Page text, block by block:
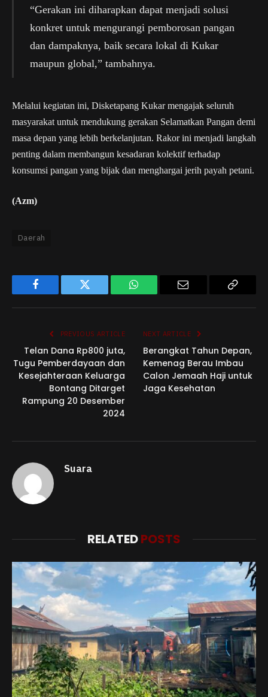
“Gerakan ini diharapkan dapat menjadi solusi
konkret untuk mengurangi pemborosan pangan
dan dampaknya, baik secara lokal di Kukar
maupun global,” tambahnya.
Melalui kegiatan ini, Disketapang Kukar mengajak seluruh
masyarakat untuk mendukung gerakan Selamatkan Pangan demi
masa depan yang lebih berkelanjutan. Rakor ini menjadi langkah
penting dalam membangun kesadaran kolektif terhadap
konsumsi pangan yang bijak dan menghargai jerih payah petani.
(Azm)
Daerah
Facebook Twitter WhatsApp
PREVIOUS ARTICLE
Telan Dana Rp800 juta,
Tugu Pemberdayaan dan
Kesejahteraan Keluarga
Bontang Ditarget
Rampung 20 Desember
2024
NEXT ARTICLE
Berangkat Tahun Depan,
Kemenag Berau Imbau
Calon Jemaah Haji untuk
Jaga Kesehatan
Suara
RELATEDPOSTS